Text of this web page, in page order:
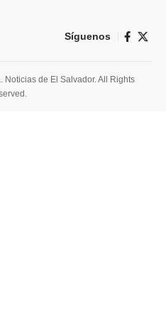
Síguenos
de El Salvador. All Rights